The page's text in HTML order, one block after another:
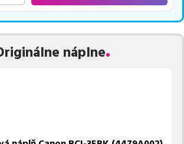
náplne